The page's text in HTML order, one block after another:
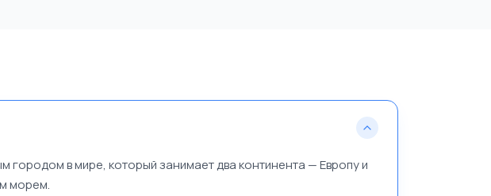
в мире, который занимает два континента — Европу и
морем.